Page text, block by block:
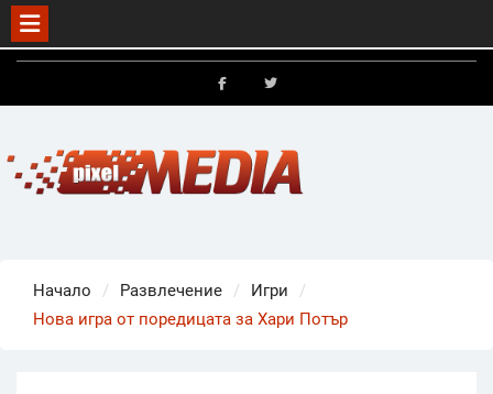
Skip
Начало Развлечение
Игри
Нова игра от поредицата за Хари Потър